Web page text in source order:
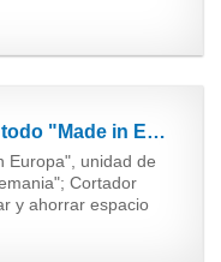
Emerio Cortador de todo "Made in EU" MS-125000, acero inoxidable producido en Alemania, ajustable...
Europa", unidad de
Cortador
y ahorrar espacio